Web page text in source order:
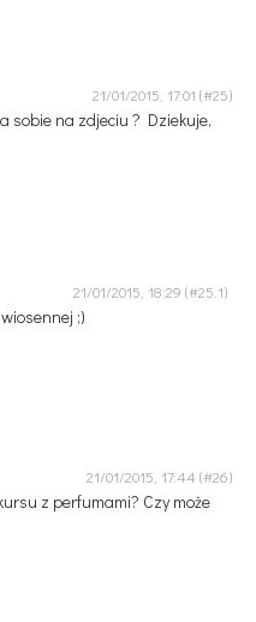
21/01/2015, 17:01
sobie na zdjeciu ? Dziekuje,
21/01/2015, 18:29
;)
21/01/2015, 17:44
z perfumami? Czy może